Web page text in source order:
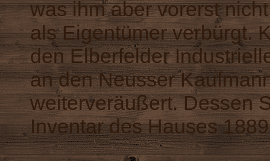
was ihm aber vorerst
als Eigentümer verbürgt.
den Elberfelder
an den Neusser
weiterveräußert. Dessen
Inventar des Hauses